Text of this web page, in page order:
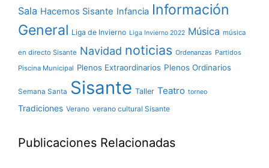
Sala Hacemos Sisante Infancia Información
General Liga de Invierno Liga Invierno 2022 Música música
en directo Sisante Navidad noticias Ordenanzas Partidos
Piscina Municipal Plenos Extraordinarios Plenos Ordinarios
Semana Santa Sisante Taller Teatro torneo
Tradiciones Verano verano cultural Sisante
Publicaciones Relacionadas